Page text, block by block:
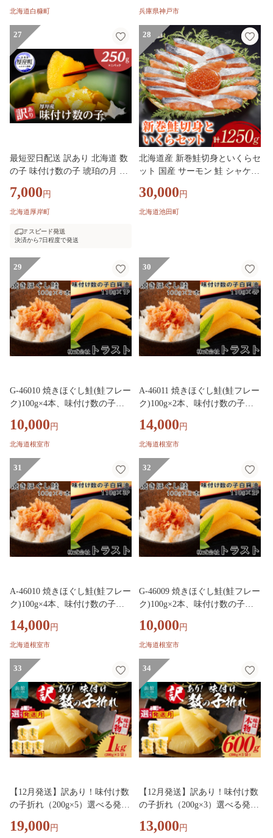
北海道白糠町 兵庫県神戸市
27
最短翌日配送 訳あり 北海道 数
の子 味付け数の子 琥珀の月 ひ
ずのこ 北海道産 国産 海鮮 厚岸
魚介類 魚卵
7,000 円
北海道厚岸町
スピード発送
決済から7日程度で発送
28
北海道産 新巻鮭切身といくらセ
ット 国産 サーモン 鮭 シャケ
ふるさと納税 鮭 秋鮭 サケ シャ
ケ 切り身 北海道 ふるさと 海鮮
30,000 円
北海道池田町
29
G-46010 焼きほぐし鮭(鮭フレー
ク)100g×4本、味付け数の子白
10,000 円
北海道根室市
30
A-46011 焼きほぐし鮭(鮭フレー
ク)100g×2本、味付け数の子白
14,000 円
北海道根室市
31
A-46010 焼きほぐし鮭(鮭フレー
ク)100g×4本、味付け数の子白
14,000 円
北海道根室市
32
G-46009 焼きほぐし鮭(鮭フレー
ク)100g×2本、味付け数の子白
10,000 円
北海道根室市
33
【12月発送】訳あり！味付け数
の子折れ（200g×5）選べる発送
歯ごたえ 抜群 おつまみ トッピ
19,000 円
34
【12月発送】訳あり！味付け数
の子折れ（200g×3）選べる発送
歯ごたえ 抜群 おつまみ トッピ
13,000 円